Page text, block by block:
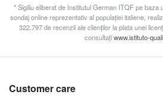
* Sigiliu eliberat de Institutul German ITQF pe baza
sondaj online reprezentativ al populației italiene,
322.797 de recenzii ale clienților la plata unei
consultațiwww.istituto-
Customer care